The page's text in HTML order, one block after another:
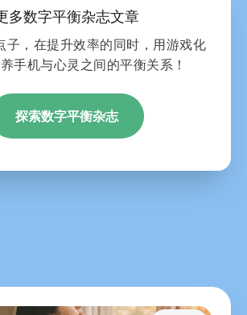
多数字平衡杂志文章
子，在提升效率的同时，用游戏化
手机与心灵之间的平衡关系！
探索数字平衡杂志